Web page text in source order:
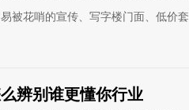
被花哨的宣传、写字楼门面、低价套
辨别谁更懂你行业